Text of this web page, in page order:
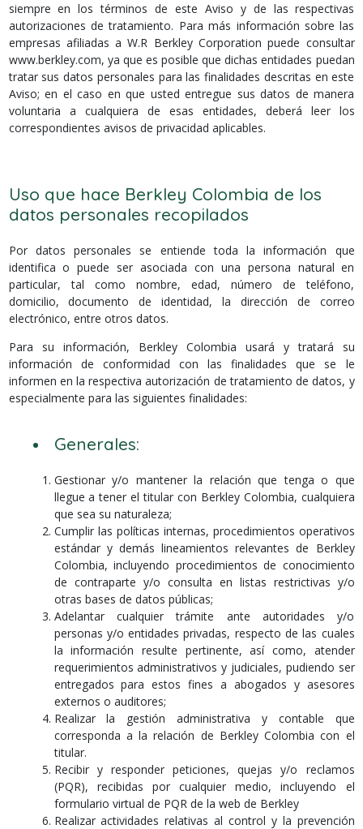
siempre en los términos de este Aviso y de las respectivas
autorizaciones de tratamiento. Para más información sobre las
empresas afiliadas a W.R Berkley Corporation puede consultar
www.berkley.com, ya que es posible que dichas entidades puedan
tratar sus datos personales para las finalidades descritas en este
Aviso; en el caso en que usted entregue sus datos de manera
voluntaria a cualquiera de esas entidades, deberá leer los
correspondientes avisos de privacidad aplicables.
Uso que hace Berkley Colombia de los
datos personales recopilados
Por datos personales se entiende toda la información que
identifica o puede ser asociada con una persona natural en
particular, tal como nombre, edad, número de teléfono,
domicilio, documento de identidad, la dirección de correo
electrónico, entre otros datos.
Para su información, Berkley Colombia usará y tratará su
información de conformidad con las finalidades que se le
informen en la respectiva autorización de tratamiento de datos, y
especialmente para las siguientes finalidades:
Generales:
Gestionar y/o mantener la relación que tenga o que
llegue a tener el titular con Berkley Colombia, cualquiera
que sea su naturaleza;
Cumplir las políticas internas, procedimientos operativos
estándar y demás lineamientos relevantes de Berkley
Colombia, incluyendo procedimientos de conocimiento
de contraparte y/o consulta en listas restrictivas y/o
otras bases de datos públicas;
Adelantar cualquier trámite ante autoridades y/o
personas y/o entidades privadas, respecto de las cuales
la información resulte pertinente, así como, atender
requerimientos administrativos y judiciales, pudiendo ser
entregados para estos fines a abogados y asesores
externos o auditores;
Realizar la gestión administrativa y contable que
corresponda a la relación de Berkley Colombia con el
titular.
Recibir y responder peticiones, quejas y/o reclamos
(PQR), recibidas por cualquier medio, incluyendo el
formulario virtual de PQR de la web de Berkley
Realizar actividades relativas al control y la prevención